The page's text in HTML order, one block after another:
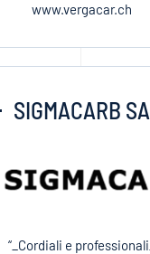
www.vergacar.ch
SIGMACARB SA
“_Cordiali e professionali_